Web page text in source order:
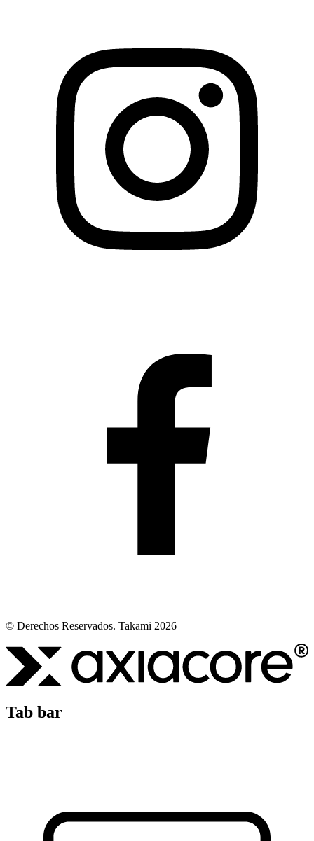
© Derechos Reservados. Takami 2026
Tab bar